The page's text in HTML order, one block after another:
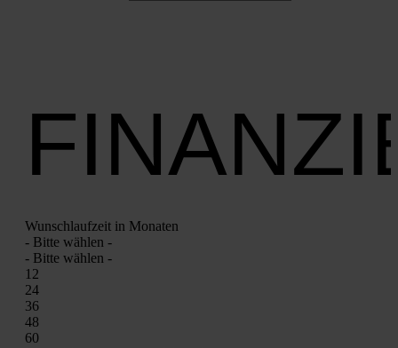
Wunsch­lauf­zeit in Mona­ten
- Bit­te wäh­len -
- Bit­te wäh­len -
12
24
36
48
60